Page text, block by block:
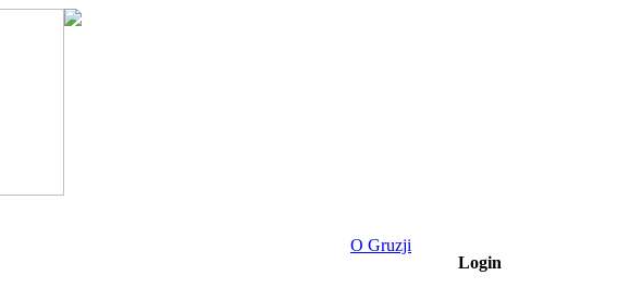
O Gruzji
Login